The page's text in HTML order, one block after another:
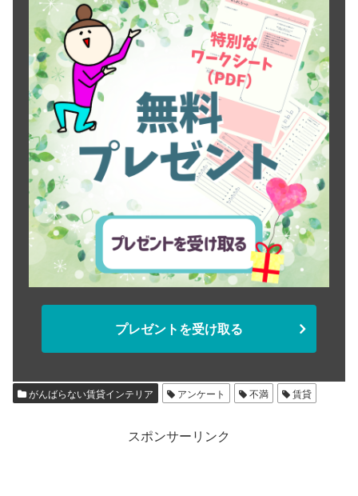
プレゼントを受け取る
がんばらない賃貸インテリア アンケート 不満 賃貸
スポンサーリンク